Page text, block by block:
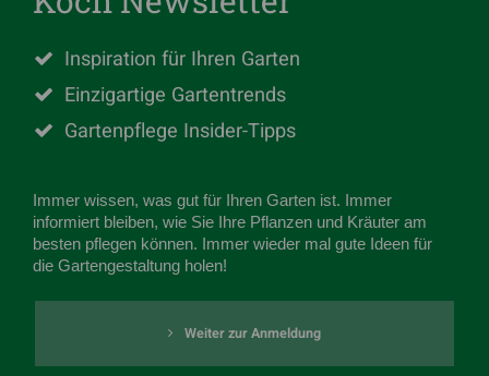
Inspiration für Ihren Garten
Einzigartige Gartentrends
Gartenpflege Insider-Tipps
Immer wissen, was gut für Ihren Garten ist. Immer
informiert bleiben, wie Sie Ihre Pflanzen und Kräuter am
besten pflegen können. Immer wieder mal gute Ideen für
die Gartengestaltung holen!
Weiter zur Anmeldung